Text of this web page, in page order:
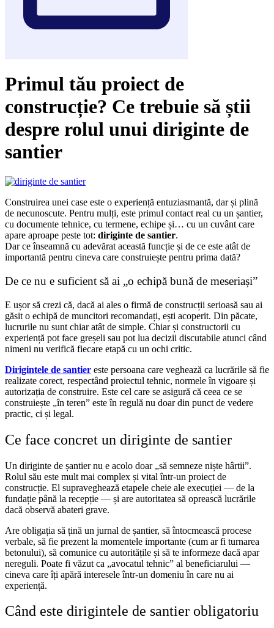
Primul tău proiect de
construcție? Ce trebuie să știi
despre rolul unui diriginte de
santier
Construirea unei case este o experiență entuziasmantă, dar și plină
de necunoscute. Pentru mulți, este primul contact real cu un șantier,
cu documente tehnice, cu termene, echipe și… cu un cuvânt care
apare aproape peste tot: diriginte de santier.
Dar ce înseamnă cu adevărat această funcție și de ce este atât de
importantă pentru cineva care construiește pentru prima dată?
De ce nu e suficient să ai „o echipă bună de meseriași”
E ușor să crezi că, dacă ai ales o firmă de construcții serioasă sau ai
găsit o echipă de muncitori recomandați, ești acoperit. Din păcate,
lucrurile nu sunt chiar atât de simple. Chiar și constructorii cu
experiență pot face greșeli sau pot lua decizii discutabile atunci când
nimeni nu verifică fiecare etapă cu un ochi critic.
Dirigintele de santier este persoana care veghează ca lucrările să fie
realizate corect, respectând proiectul tehnic, normele în vigoare și
autorizația de construire. Este cel care se asigură că ceea ce se
construiește „în teren” este în regulă nu doar din punct de vedere
practic, ci și legal.
Ce face concret un diriginte de santier
Un diriginte de șantier nu e acolo doar „să semneze niște hârtii”.
Rolul său este mult mai complex și vital într-un proiect de
construcție. El supraveghează etapele cheie ale execuției — de la
fundație până la recepție — și are autoritatea să oprească lucrările
dacă observă abateri grave.
Are obligația să țină un jurnal de șantier, să întocmească procese
verbale, să fie prezent la momentele importante (cum ar fi turnarea
betonului), să comunice cu autoritățile și să te informeze dacă apar
nereguli. Poate fi văzut ca „avocatul tehnic” al beneficiarului —
cineva care îți apără interesele într-un domeniu în care nu ai
experiență.
Când este dirigintele de santier obligatoriu